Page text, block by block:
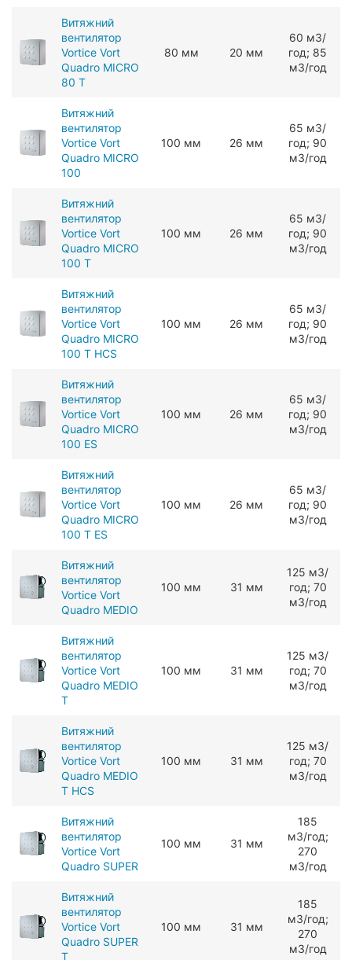
Витяжний
вентилятор
Vortice Vort
Quadro MICRO
80 T
80 мм 20 мм
60 мЗ/
год; 85
мЗ/год
Витяжний
вентилятор
Vortice Vort
Quadro MICRO
100
100 мм 26 мм
65 мЗ/
год; 90
мЗ/год
Витяжний
вентилятор
Vortice Vort
Quadro MICRO
100 T
100 мм 26 мм
65 мЗ/
год; 90
мЗ/год
Витяжний
вентилятор
Vortice Vort
Quadro MICRO
100 T HCS
100 мм 26 мм
65 мЗ/
год; 90
мЗ/год
Витяжний
вентилятор
Vortice Vort
Quadro MICRO
100 ES
100 мм 26 мм
65 мЗ/
год; 90
мЗ/год
Витяжний
вентилятор
Vortice Vort
Quadro MICRO
100 T ES
100 мм 26 мм
65 мЗ/
год; 90
мЗ/год
Витяжний
вентилятор
Vortice Vort
Quadro MEDIO
100 мм 31 мм
125 мЗ/
год; 70
мЗ/год
Витяжний
вентилятор
Vortice Vort
Quadro MEDIO
T
100 мм 31 мм
125 мЗ/
год; 70
мЗ/год
Витяжний
вентилятор
Vortice Vort
Quadro MEDIO
T HCS
100 мм 31 мм
125 мЗ/
год; 70
мЗ/год
Витяжний
вентилятор
Vortice Vort
Quadro SUPER
100 мм 31 мм
185
мЗ/год;
270
мЗ/год
Витяжний
вентилятор
Vortice Vort
Quadro SUPER
T
100 мм 31 мм
185
мЗ/год;
270
мЗ/год